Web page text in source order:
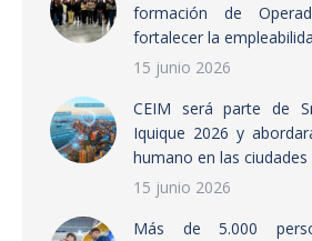
formación de
fortalecer la
15 junio 2026
CEIM será parte de
Iquique 2026 y
humano en las
15 junio 2026
Más de 5.000